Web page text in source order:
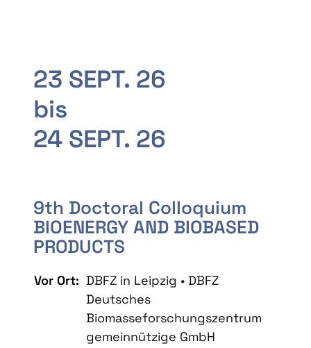
23 SEPT. 26
bis
24 SEPT. 26
9th Doctoral Colloquium
BIOENERGY AND BIOBASED
PRODUCTS
Vor Ort: DBFZ in Leipzig • DBFZ
Deutsches
Biomasseforschungszentrum
gemeinnützige GmbH